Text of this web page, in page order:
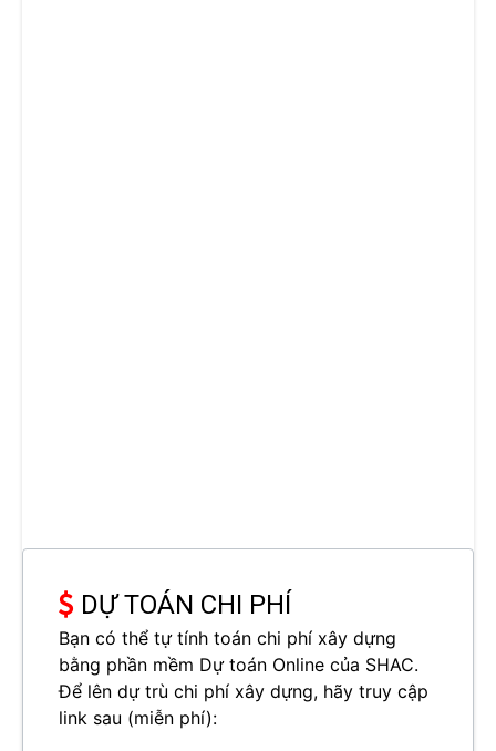
DỰ TOÁN CHI PHÍ
Bạn có thể tự tính toán chi phí xây dựng
bằng phần mềm Dự toán Online của SHAC.
Để lên dự trù chi phí xây dựng, hãy truy cập
link sau (miễn phí):